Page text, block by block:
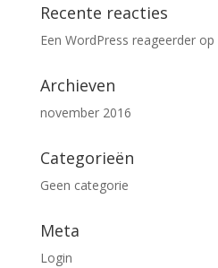
Recente reacties
Een WordPress reageerderop
Archieven
november 2016
Categorieën
Geen categorie
Meta
Login